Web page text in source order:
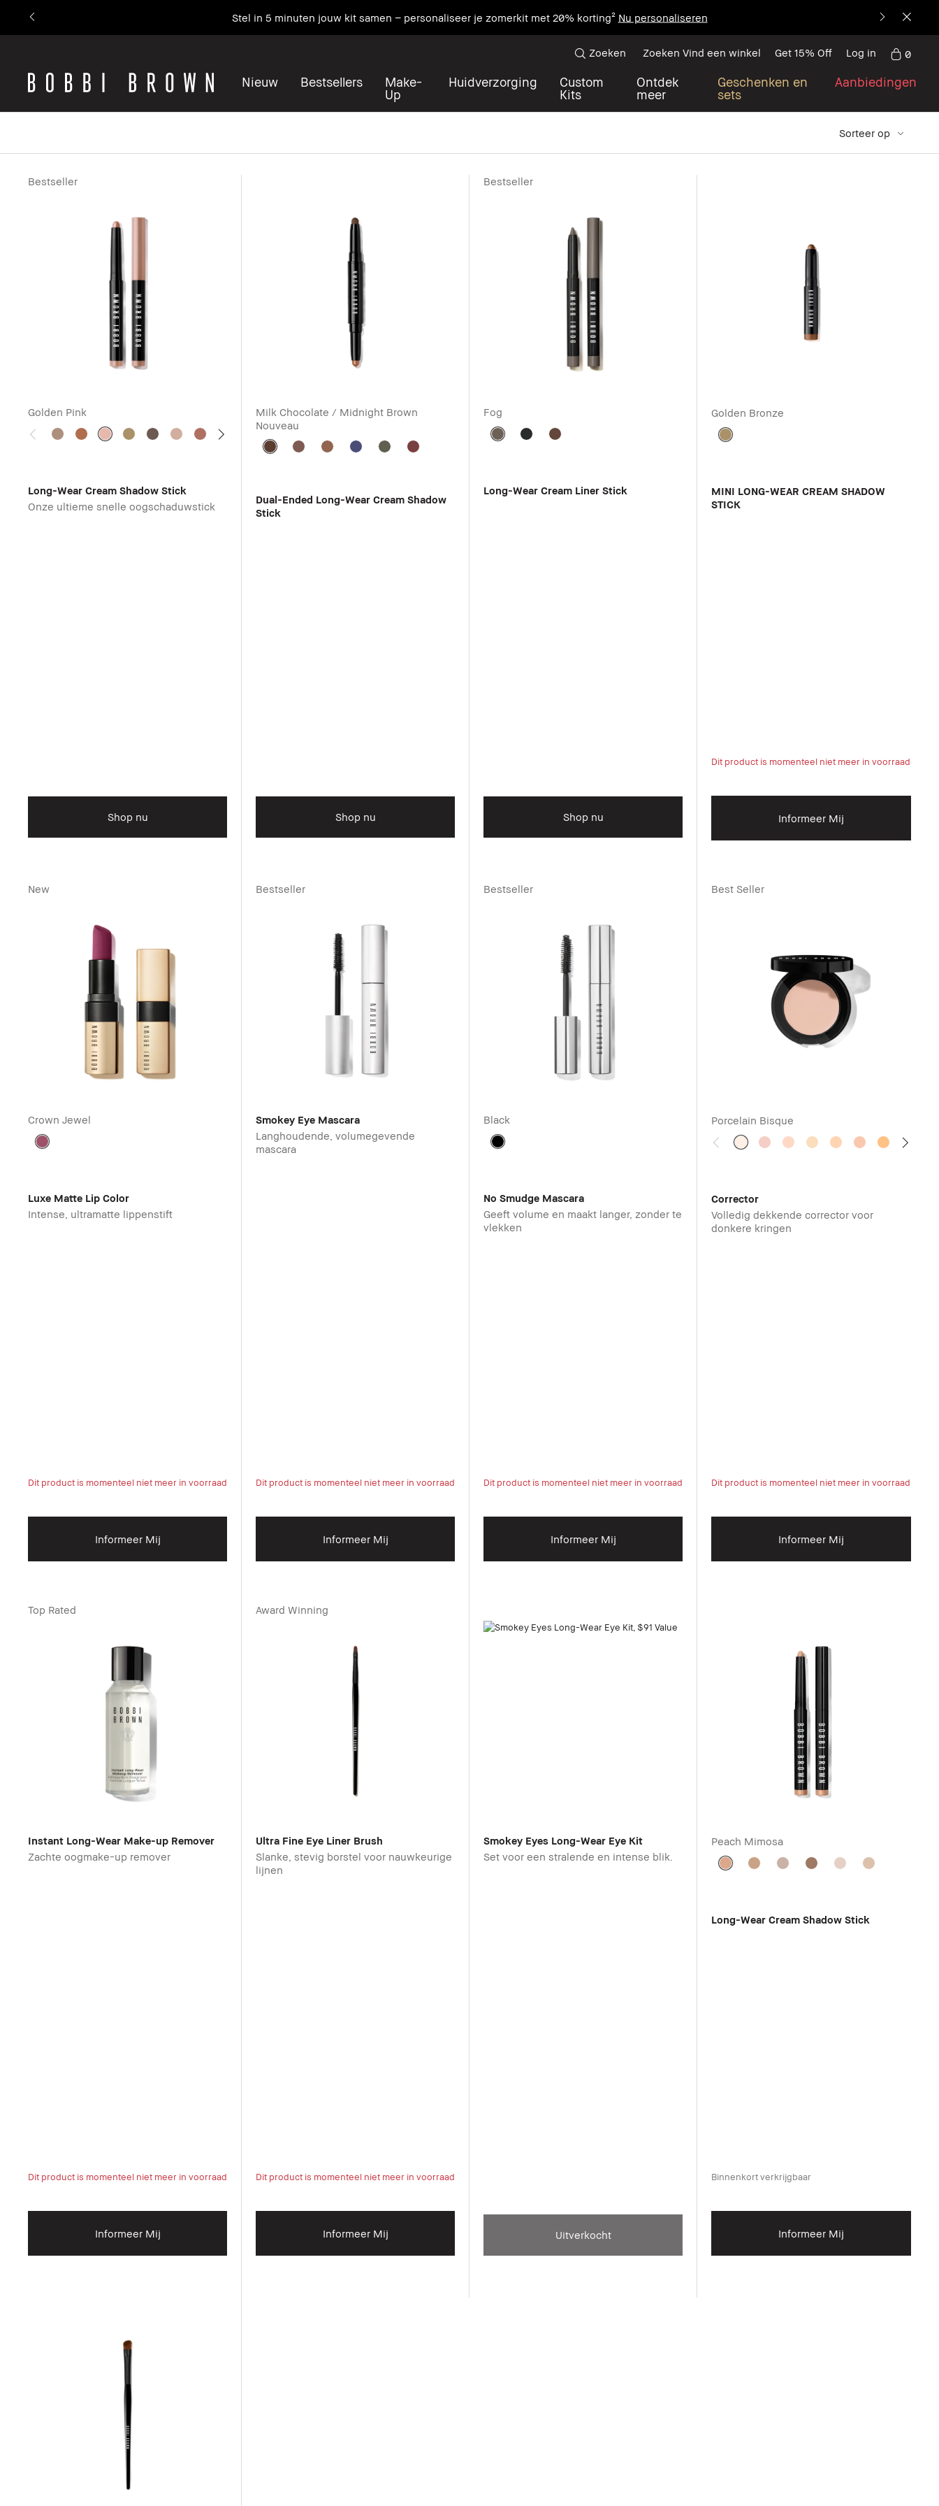
Stel in 5 minuten jouw kit samen – personaliseer je zomerkit met 20% korting² Nu personaliseren
Nieuw Bestsellers
Make-
Up
Huidverzorging
Custom
Kits
Ontdek
meer
Geschenken en
sets
Aanbiedingen
Zoeken Zoeken Vind een winkel Get 15% Off Log in 0
Sorteer op
Bestseller
Golden Pink
Long-Wear Cream Shadow Stick
Onze ultieme snelle oogschaduwstick
Shop nu
Milk Chocolate / Midnight Brown
Nouveau
Dual-Ended Long-Wear Cream Shadow
Stick
Shop nu
Bestseller
Fog
Long-Wear Cream Liner Stick
Shop nu
Golden Bronze
MINI LONG-WEAR CREAM SHADOW
STICK
Dit product is momenteel niet meer in voorraad
Informeer Mij
New
Crown Jewel
Luxe Matte Lip Color
Intense, ultramatte lippenstift
Dit product is momenteel niet meer in voorraad
Informeer Mij
Bestseller
Smokey Eye Mascara
Langhoudende, volumegevende
mascara
Dit product is momenteel niet meer in voorraad
Informeer Mij
Bestseller
Black
No Smudge Mascara
Geeft volume en maakt langer, zonder te
vlekken
Dit product is momenteel niet meer in voorraad
Informeer Mij
Best Seller
Porcelain Bisque
Corrector
Volledig dekkende corrector voor
donkere kringen
Dit product is momenteel niet meer in voorraad
Informeer Mij
Top Rated
Instant Long-Wear Make-up Remover
Zachte oogmake-up remover
Dit product is momenteel niet meer in voorraad
Informeer Mij
Award Winning
Ultra Fine Eye Liner Brush
Slanke, stevig borstel voor nauwkeurige
lijnen
Dit product is momenteel niet meer in voorraad
Informeer Mij
Smokey Eyes Long-Wear Eye Kit
Set voor een stralende en intense blik.
Uitverkocht
Peach Mimosa
Long-Wear Cream Shadow Stick
Binnenkort verkrijgbaar
Informeer Mij